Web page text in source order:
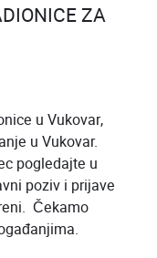
ZA
u Vukovar,
u Vukovar.
pogledajte u
poziv i prijave
Čekamo